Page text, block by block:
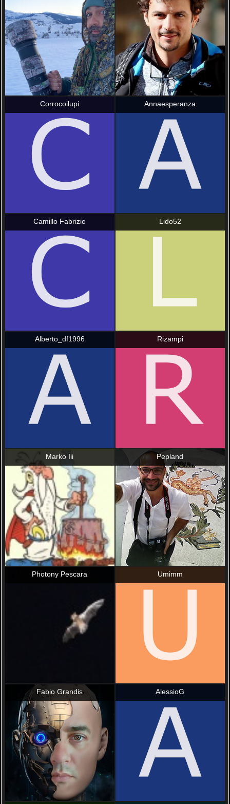
Corrocoilupi Annaesperanza
Camillo Fabrizio Lido52
Alberto_df1996 Rizampi
Marko Iii Pepland
Photony Pescara Umimm
Fabio Grandis AlessioG